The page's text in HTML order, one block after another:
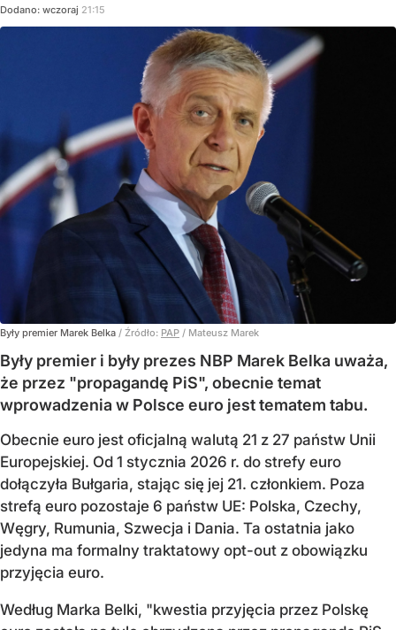
Dodano: wczoraj 21:15
Były premier Marek Belka / Źródło: PAP / Mateusz Marek
Były premier i były prezes NBP Marek Belka uważa,
że przez "propagandę PiS", obecnie temat
wprowadzenia w Polsce euro jest tematem tabu.
Obecnie euro jest oficjalną walutą 21 z 27 państw Unii
Europejskiej. Od 1 stycznia 2026 r. do strefy euro
dołączyła Bułgaria, stając się jej 21. członkiem. Poza
strefą euro pozostaje 6 państw UE: Polska, Czechy,
Węgry, Rumunia, Szwecja i Dania. Ta ostatnia jako
jedyna ma formalny traktatowy opt-out z obowiązku
przyjęcia euro.
Według Marka Belki, "kwestia przyjęcia przez Polskę